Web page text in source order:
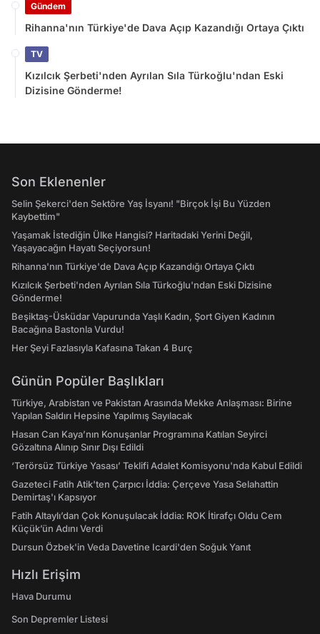
Gündem
Rihanna'nın Türkiye'de Dava Açıp Kazandığı Ortaya Çıktı
TV
Kızılcık Şerbeti'nden Ayrılan Sıla Türkoğlu'ndan Eski
Dizisine Gönderme!
Son Eklenenler
Selin Şekerci'den Sektöre Yaş İsyanı! "Birçok İşi Bu Yüzden
Kaybettim"
Yaşamak İstediğin Ülke Hangisi? Haritadaki Yerini Değil,
Yaşayacağın Hayatı Seçiyorsun!
Rihanna'nın Türkiye'de Dava Açıp Kazandığı Ortaya Çıktı
Kızılcık Şerbeti'nden Ayrılan Sıla Türkoğlu'ndan Eski Dizisine
Gönderme!
Beşiktaş-Üsküdar Vapurunda Yaşlı Kadın, Şort Giyen Kadının
Bacağına Bastonla Vurdu!
Her Şeyi Fazlasıyla Kafasına Takan 4 Burç
Günün Popüler Başlıkları
Türkiye, Arabistan ve Pakistan Arasında Mekke Anlaşması: Birine
Yapılan Saldırı Hepsine Yapılmış Sayılacak
Hasan Can Kaya’nın Konuşanlar Programına Katılan Seyirci
Gözaltına Alınıp Sınır Dışı Edildi
‘Terörsüz Türkiye Yasası’ Teklifi Adalet Komisyonu'nda Kabul Edildi
Gazeteci Fatih Atik'ten Çarpıcı İddia: Çerçeve Yasa Selahattin
Demirtaş'ı Kapsıyor
Fatih Altaylı’dan Çok Konuşulacak İddia: ROK İtirafçı Oldu Cem
Küçük’ün Adını Verdi
Dursun Özbek'in Veda Davetine Icardi'den Soğuk Yanıt
Hızlı Erişim
Hava Durumu
Son Depremler Listesi